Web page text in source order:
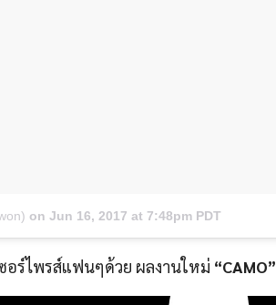
on Jun 16, 2017 at 7:48pm PDT
อร์ไพรส์แฟนๆด้วย ผลงานใหม่ “CAMO”